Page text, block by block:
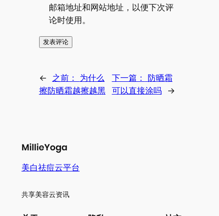
邮箱地址和网站地址，以便下次评
论时使用。
← 之前： 为什么
擦防晒霜越擦越黑
下一篇：
防晒霜
可以直接涂吗
→
美白祛痘云平台
共享美容云资讯